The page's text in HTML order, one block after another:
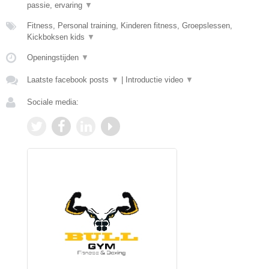
passie, ervaring ▼
Fitness, Personal training, Kinderen fitness, Groepslessen,
Kickboksen kids ▼
Openingstijden ▼
Laatste facebook posts ▼ Introductie video ▼
Sociale media: